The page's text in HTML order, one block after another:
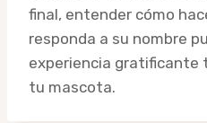
final, entender cómo
responda a su nombre
experiencia gratificante
tu mascota.